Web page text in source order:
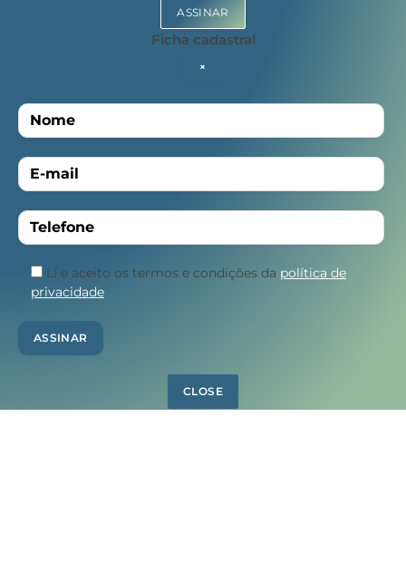
ASSINAR
Ficha cadastral
×
Li e aceito os termos e condições da política de
privacidade
CLOSE